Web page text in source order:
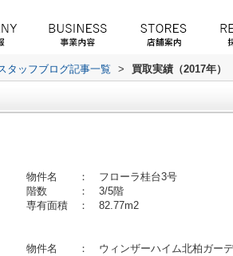
タッフブログ記事一覧 > 買取実績（2017年）
件名 ： フローラ桂台3号
数 ： 3/5階
面積 ： 82.77m2
ウィンザーハイム北柏ガー